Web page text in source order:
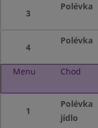
3
Polévka
4
Polévka
Menu Chod
1
Polévka
jídlo